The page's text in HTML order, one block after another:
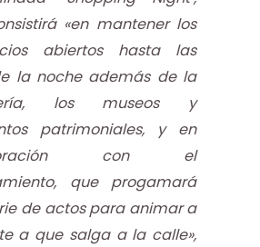
«en mantener los
abiertos hasta las
la noche además de la
los museos y
patrimoniales, y en
con el
que progamará
de actos para animar a
a que salga a la calle»,